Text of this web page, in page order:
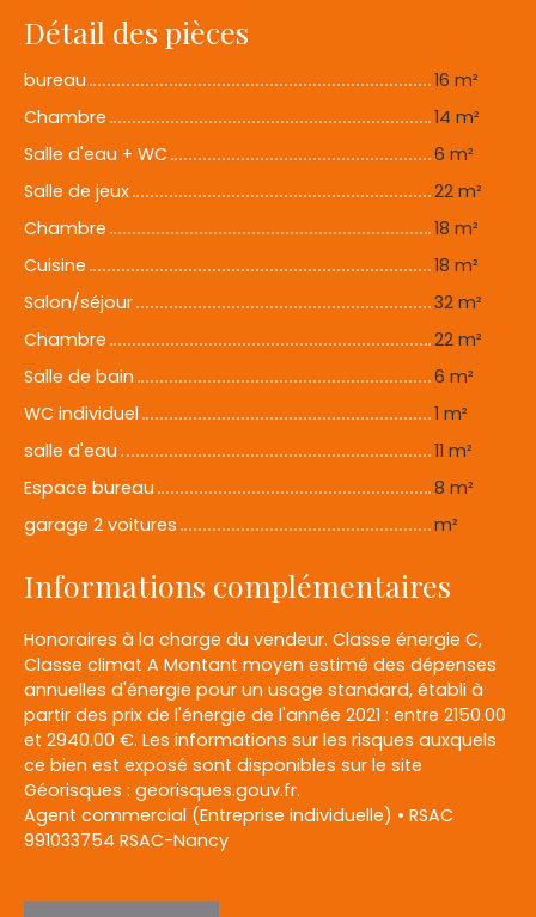
Détail des pièces
bureau
16 m²
Chambre
14 m²
Salle d'eau + WC
6 m²
Salle de jeux
22 m²
Chambre
18 m²
Cuisine
18 m²
Salon/séjour
32 m²
Chambre
22 m²
Salle de bain
6 m²
WC individuel
1 m²
salle d'eau
11 m²
Espace bureau
8 m²
garage 2 voitures
m²
Informations complémentaires
Honoraires à la charge du vendeur. Classe énergie C,
Classe climat A Montant moyen estimé des dépenses
annuelles d'énergie pour un usage standard, établi à
partir des prix de l'énergie de l'année 2021 : entre 2150.00
et 2940.00 €. Les informations sur les risques auxquels
ce bien est exposé sont disponibles sur le site
Géorisques : georisques.gouv.fr.
Agent commercial (Entreprise individuelle) • RSAC
991033754 RSAC-Nancy